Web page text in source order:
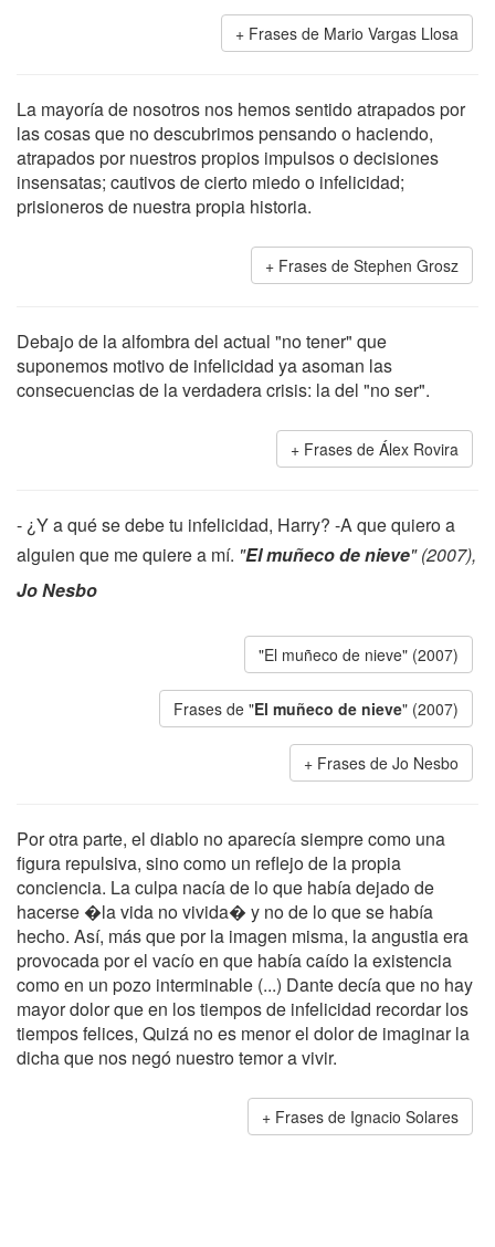
Frases de Mario Vargas Llosa
La mayoría de nosotros nos hemos sentido atrapados por
las cosas que no descubrimos pensando o haciendo,
atrapados por nuestros propios impulsos o decisiones
insensatas; cautivos de cierto miedo o infelicidad;
prisioneros de nuestra propia historia.
Frases de Stephen Grosz
Debajo de la alfombra del actual "no tener" que
suponemos motivo de infelicidad ya asoman las
consecuencias de la verdadera crisis: la del "no ser".
Frases de Álex Rovira
- ¿Y a qué se debe tu infelicidad, Harry? -A que quiero a
alguien que me quiere a mí. "El muñeco de nieve" (2007),
Jo Nesbo
"El muñeco de nieve" (2007)
Frases de "El muñeco de nieve" (2007)
Frases de Jo Nesbo
Por otra parte, el diablo no aparecía siempre como una
figura repulsiva, sino como un reflejo de la propia
conciencia. La culpa nacía de lo que había dejado de
hacerse �la vida no vivida� y no de lo que se había
hecho. Así, más que por la imagen misma, la angustia era
provocada por el vacío en que había caído la existencia
como en un pozo interminable (...) Dante decía que no hay
mayor dolor que en los tiempos de infelicidad recordar los
tiempos felices, Quizá no es menor el dolor de imaginar la
dicha que nos negó nuestro temor a vivir.
Frases de Ignacio Solares